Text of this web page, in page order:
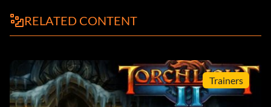
RELATED CONTENT
Trainers